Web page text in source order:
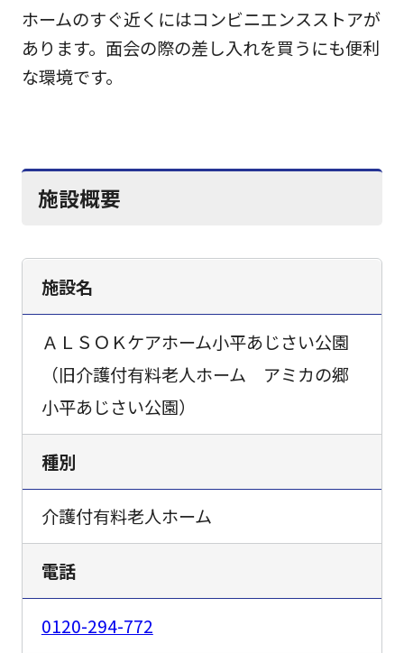
ホームのすぐ近くにはコンビニエンスストアが
あります。面会の際の差し入れを買うにも便利
な環境です。
施設概要
施設名
ＡＬＳＯＫケアホーム小平あじさい公園
（旧介護付有料老人ホーム アミカの郷
小平あじさい公園）
種別
介護付有料老人ホーム
電話
0120-294-772